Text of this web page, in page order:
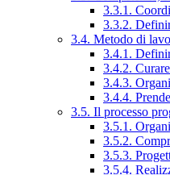
3.3.1.
3.3.2.
3.4. Metodo di
3.4.1.
3.4.2.
3.4.3.
3.4.4.
3.5. Il processo
3.5.1.
3.5.2.
3.5.3.
3.5.4.